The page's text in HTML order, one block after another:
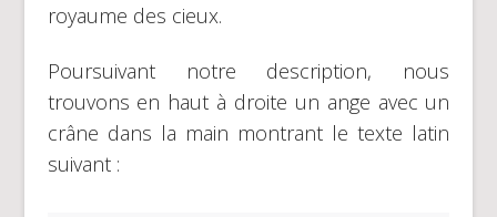
royaume des cieux.
Poursuivant notre description, nous
trouvons en haut à droite un ange avec un
crâne dans la main montrant le texte latin
suivant :